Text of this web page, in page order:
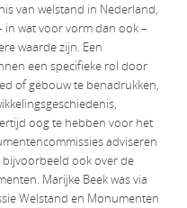
van welstand in Nederland,
in wat voor vorm dan ook –
waarde zijn. Een
een specifieke rol door
of gebouw te benadrukken,
oog te hebben voor het
adviseren
ook over de
Marijke Beek was via
Welstand en Monumenten